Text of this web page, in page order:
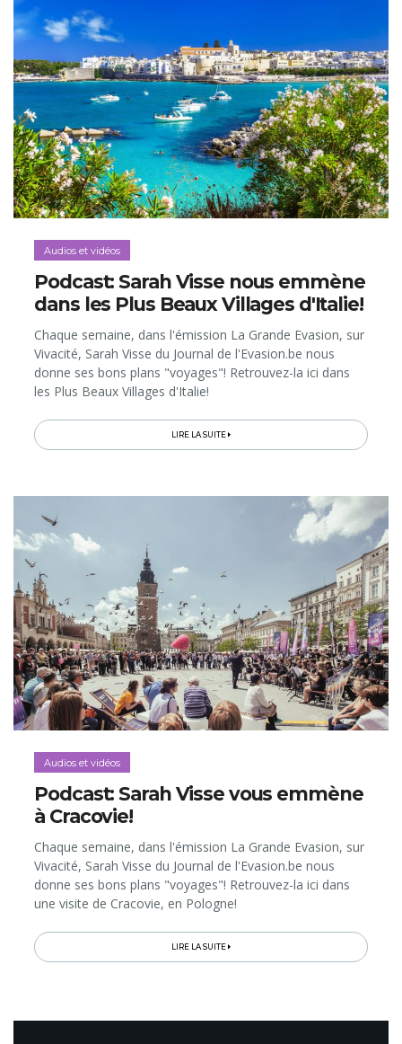
Audios et vidéos
Podcast: Sarah Visse nous emmène
dans les Plus Beaux Villages d'Italie!
Chaque semaine, dans l'émission La Grande Evasion, sur
Vivacité, Sarah Visse du Journal de l'Evasion.be nous
donne ses bons plans "voyages"! Retrouvez-la ici dans
les Plus Beaux Villages d'Italie!
LIRE LA SUITE
Audios et vidéos
Podcast: Sarah Visse vous emmène
à Cracovie!
Chaque semaine, dans l'émission La Grande Evasion, sur
Vivacité, Sarah Visse du Journal de l'Evasion.be nous
donne ses bons plans "voyages"! Retrouvez-la ici dans
une visite de Cracovie, en Pologne!
LIRE LA SUITE